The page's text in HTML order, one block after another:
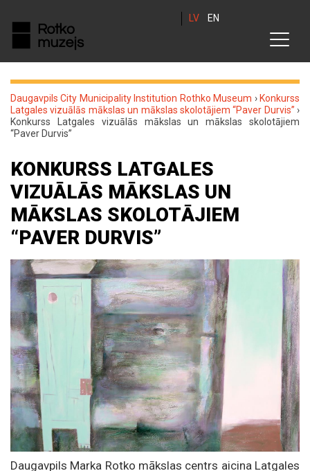
LV EN
Daugavpils City Municipality Institution Rothko Museum › Konkurss
Latgales vizuālās mākslas un mākslas skolotājiem “Paver Durvis” ›
Konkurss Latgales vizuālās mākslas un mākslas skolotājiem
“Paver Durvis”
KONKURSS LATGALES
VIZUĀLĀS MĀKSLAS UN
MĀKSLAS SKOLOTĀJIEM
“PAVER DURVIS”
Daugavpils Marka Rotko mākslas centrs aicina Latgales